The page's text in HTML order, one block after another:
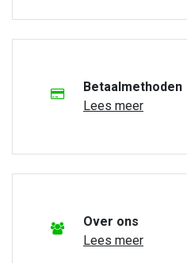
Betaalmethoden
Lees meer
Over ons
Lees meer